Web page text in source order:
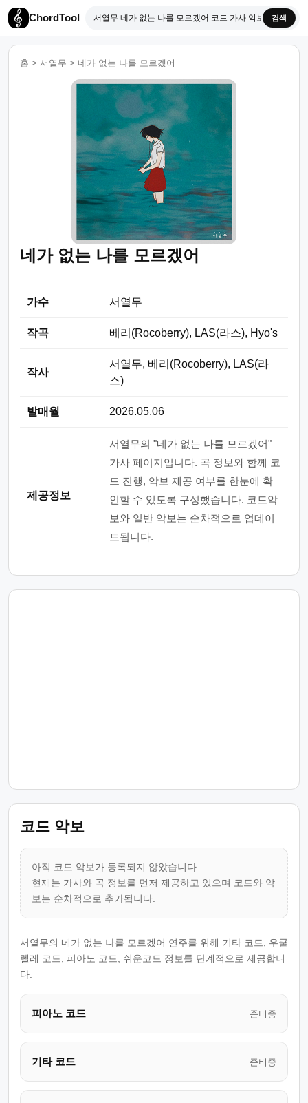
ChordTool 검색
홈 > 서열무 > 네가 없는 나를 모르겠어
네가 없는 나를 모르겠어
가수 서열무
작곡 베리(Rocoberry), LAS(라스), Hyo's
작사
서열무, 베리(Rocoberry), LAS(라
스)
발매월 2026.05.06
제공정보
서열무의 "네가 없는 나를 모르겠어"
가사 페이지입니다. 곡 정보와 함께 코
드 진행, 악보 제공 여부를 한눈에 확
인할 수 있도록 구성했습니다. 코드악
보와 일반 악보는 순차적으로 업데이
트됩니다.
코드 악보
아직 코드 악보가 등록되지 않았습니다.
현재는 가사와 곡 정보를 먼저 제공하고 있으며 코드와 악
보는 순차적으로 추가됩니다.
서열무의 네가 없는 나를 모르겠어 연주를 위해 기타 코드, 우쿨
렐레 코드, 피아노 코드, 쉬운코드 정보를 단계적으로 제공합니
다.
피아노 코드 준비중
기타 코드 준비중